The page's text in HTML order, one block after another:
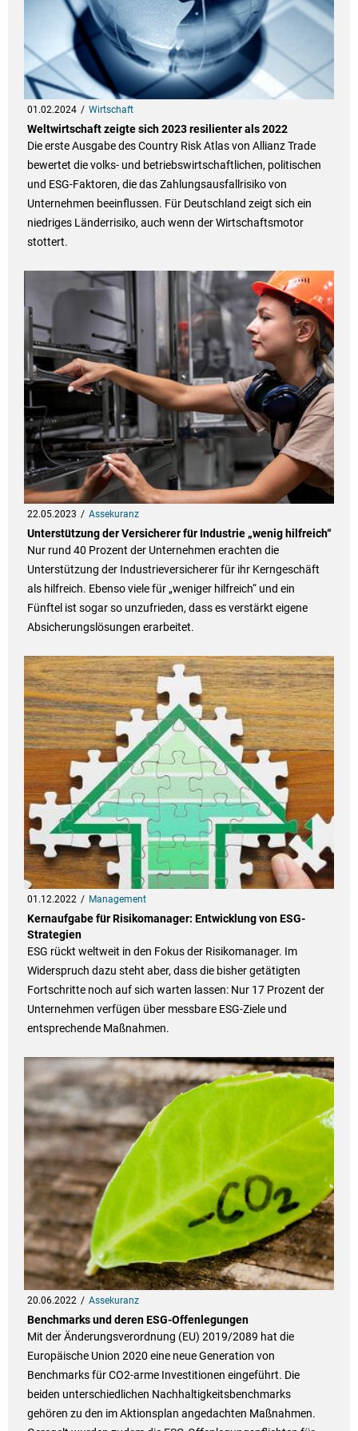
01.02.2024 Wirtschaft
Weltwirtschaft zeigte sich 2023 resilienter als 2022
Die erste Ausgabe des Country Risk Atlas von Allianz Trade
bewertet die volks- und betriebswirtschaftlichen, politischen
und ESG-Faktoren, die das Zahlungsausfallrisiko von
Unternehmen beeinflussen. Für Deutschland zeigt sich ein
niedriges Länderrisiko, auch wenn der Wirtschaftsmotor
stottert.
22.05.2023 Assekuranz
Unterstützung der Versicherer für Industrie „wenig hilfreich“
Nur rund 40 Prozent der Unternehmen erachten die
Unterstützung der Industrieversicherer für ihr Kerngeschäft
als hilfreich. Ebenso viele für „weniger hilfreich“ und ein
Fünftel ist sogar so unzufrieden, dass es verstärkt eigene
Absicherungslösungen erarbeitet.
01.12.2022 Management
Kernaufgabe für Risikomanager: Entwicklung von ESG-
Strategien
ESG rückt weltweit in den Fokus der Risikomanager. Im
Widerspruch dazu steht aber, dass die bisher getätigten
Fortschritte noch auf sich warten lassen: Nur 17 Prozent der
Unternehmen verfügen über messbare ESG-Ziele und
entsprechende Maßnahmen.
20.06.2022 Assekuranz
Benchmarks und deren ESG-Offenlegungen
Mit der Änderungsverordnung (EU) 2019/2089 hat die
Europäische Union 2020 eine neue Generation von
Benchmarks für CO2-arme Investitionen eingeführt. Die
beiden unterschiedlichen Nachhaltigkeitsbenchmarks
gehören zu den im Aktionsplan angedachten Maßnahmen.